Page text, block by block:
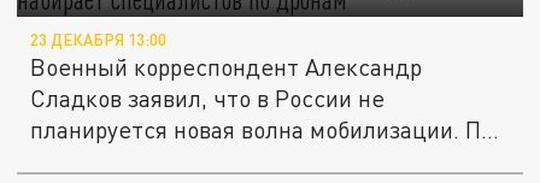
23 ДЕКАБРЯ 13:00
Военный корреспондент Александр
Сладков заявил, что в России не
планируется новая волна мобилизации. По